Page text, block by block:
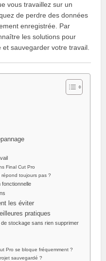
vous travaillez sur un
de perdre des données
enregistrée. Par
les solutions pour
sauvegarder votre travail.
Final Cut Pro
toujours pas ?
fonctionnelle
les éviter
pratiques
de stockage sans rien supprimer
Pro se bloque fréquemment ?
sauvegardé ?